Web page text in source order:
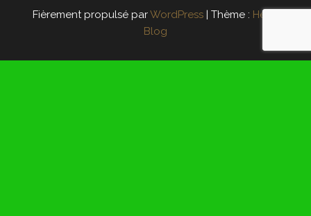
Fièrement propulsé parWordPress | Thème : Head
Blog